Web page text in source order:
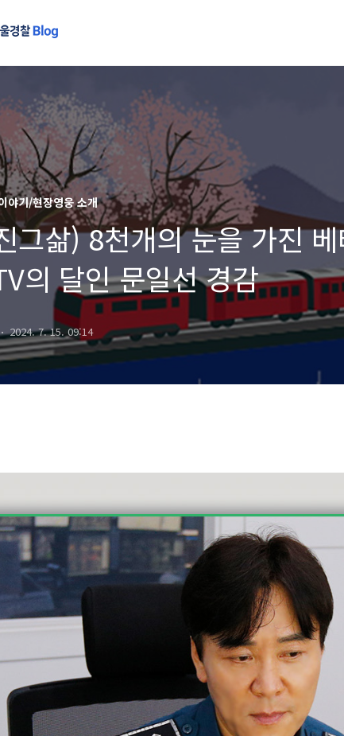
야기/현장영웅 소개
그삶) 8천개의 눈을 가진
의 달인 문일선 경감
2024. 7. 15. 09:14